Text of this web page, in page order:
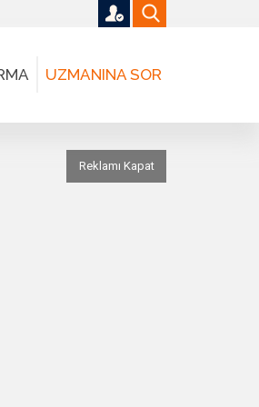
UZMANINA SOR
Reklamı Kapat